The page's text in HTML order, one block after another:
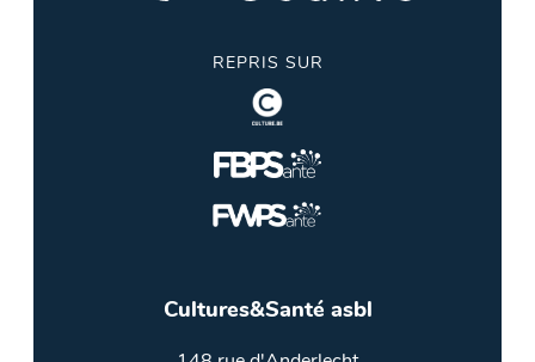
REPRIS SUR
Cultures&Santé asbl